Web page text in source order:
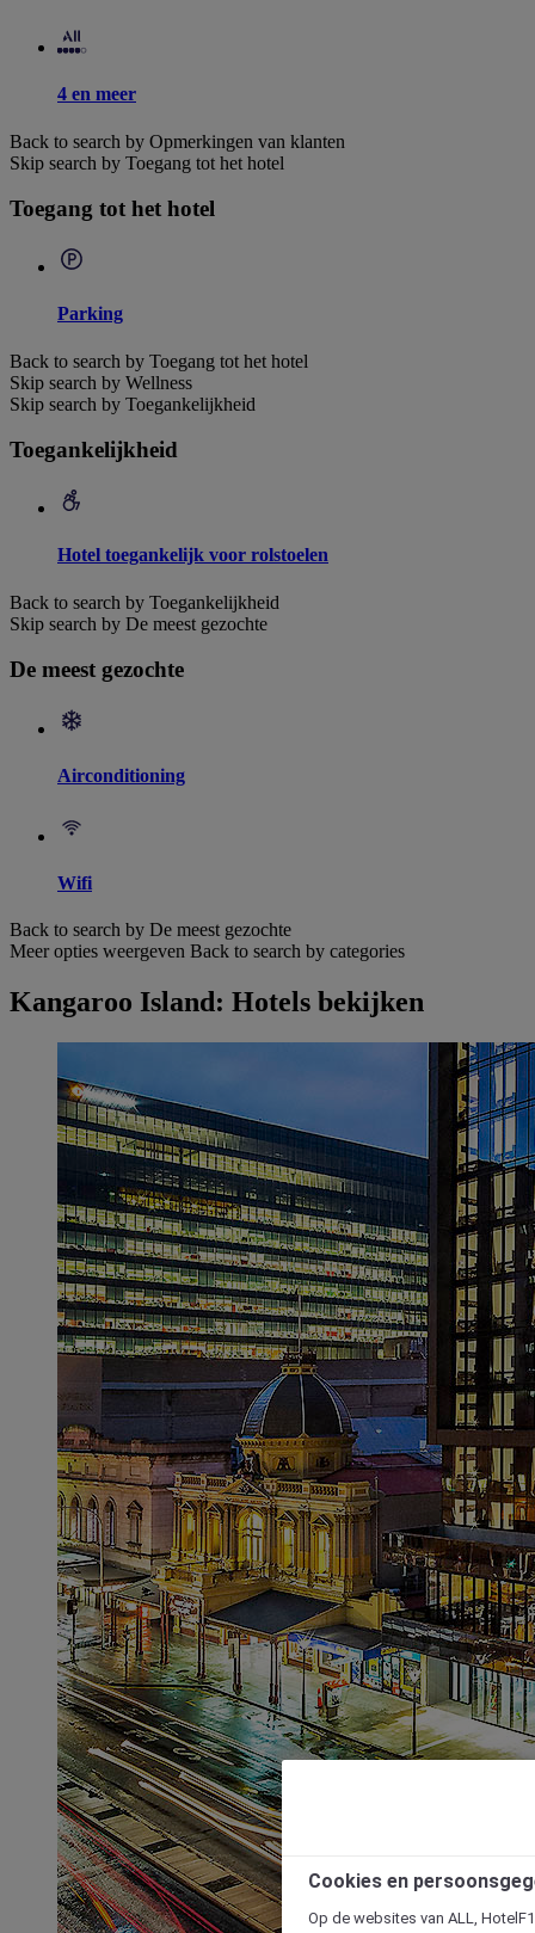
4 en meer
Back to search by Opmerkingen van klanten
Skip search by Toegang tot het hotel
Toegang tot het hotel
Parking
Back to search by Toegang tot het hotel
Skip search by Wellness
Skip search by Toegankelijkheid
Toegankelijkheid
Hotel toegankelijk voor rolstoelen
Back to search by Toegankelijkheid
Skip search by De meest gezochte
De meest gezochte
Airconditioning
Wifi
Back to search by De meest gezochte
Meer opties weergeven Back to search by categories
Kangaroo Island: Hotels bekijken
Cookies en
Op de websites van ALL,